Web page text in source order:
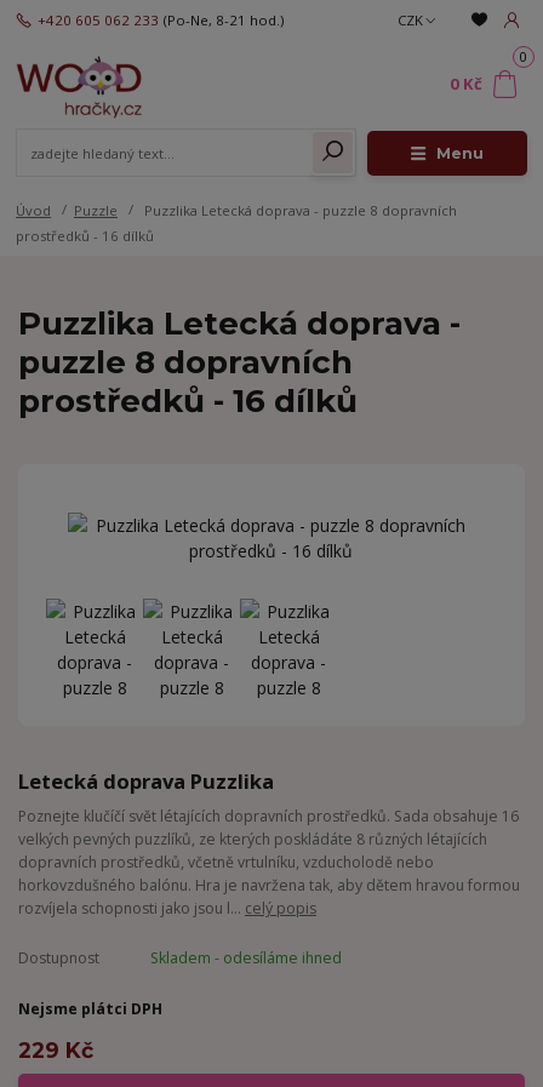
Menu
CZK
+420 605 062 233 (Po-Ne, 8-21 hod.)
0
0 Kč
Úvod Puzzle
Puzzlika Letecká doprava - puzzle 8 dopravních
prostředků - 16 dílků
Puzzlika Letecká doprava -
puzzle 8 dopravních
prostředků - 16 dílků
Letecká doprava Puzzlika
Poznejte klučíčí svět létajících dopravních prostředků. Sada obsahuje 16
velkých pevných puzzlíků, ze kterých poskládáte 8 různých létajících
dopravních prostředků, včetně vrtulníku, vzducholodě nebo
horkovzdušného balónu. Hra je navržena tak, aby dětem hravou formou
rozvíjela schopnosti jako jsou l... celý popis
Dostupnost Skladem - odesíláme ihned
Nejsme plátci DPH
229 Kč